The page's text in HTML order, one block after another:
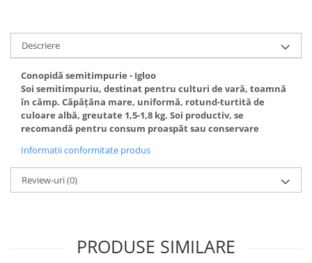
Descriere
Conopidă semitimpurie - Igloo
Soi semitimpuriu, destinat pentru culturi de vară, toamnă
în câmp. Căpăţâna mare, uniformă, rotund-turtită de
culoare albă, greutate 1,5-1,8 kg. Soi productiv, se
recomandă pentru consum proaspăt sau conservare
Informatii conformitate produs
Review-uri(0)
PRODUSE SIMILARE